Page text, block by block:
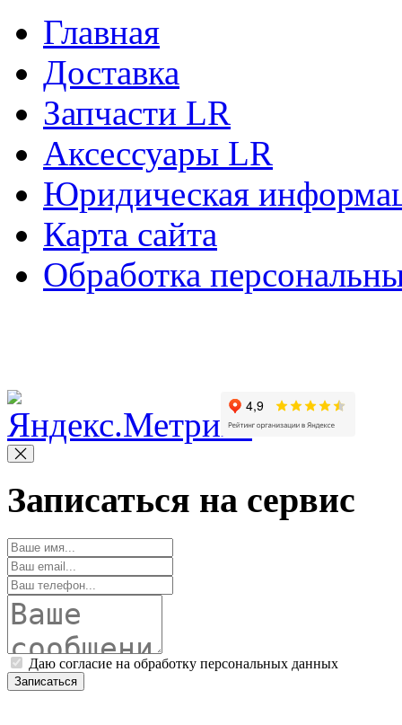
Главная
Доставка
Запчасти LR
Аксессуары LR
Юридическая
Карта сайта
Обработка
Записаться на сервис
Даю согласие на обработку персональных данных
Записаться